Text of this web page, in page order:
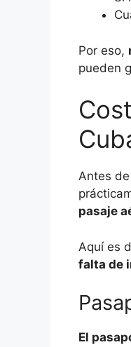
Por eso,
pueden
Antes
pasaje
Aquí es
falta de
El